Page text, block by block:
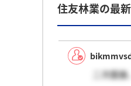
住友林業の最
二次面